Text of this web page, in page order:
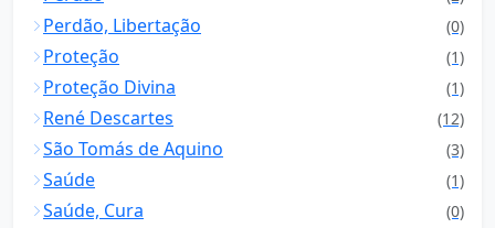
Perdão, Libertação (0)
Proteção (1)
Proteção Divina (1)
René Descartes (12)
São Tomás de Aquino (3)
Saúde (1)
Saúde, Cura (0)